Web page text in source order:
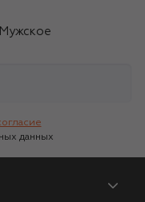
Мужское
данных